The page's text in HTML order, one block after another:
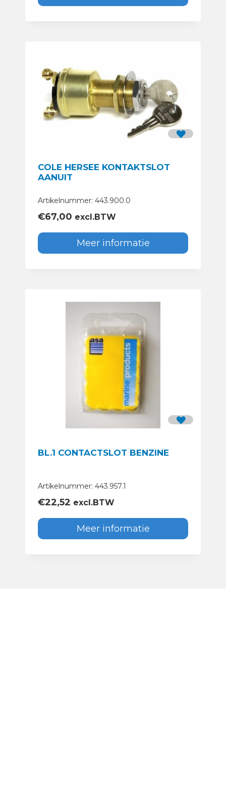
COLE HERSEE KONTAKTSLOT
AANUIT
Artikelnummer: 443.900.0
€67,00 excl.BTW
Meer informatie
BL.1 CONTACTSLOT BENZINE
Artikelnummer: 443.957.1
€22,52 excl.BTW
Meer informatie